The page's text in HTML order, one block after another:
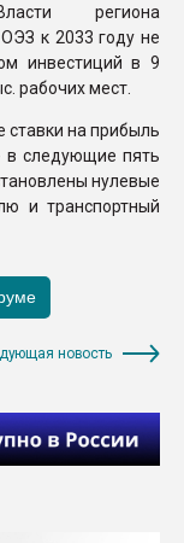
региона
к 2033 году не
инвестиций в 9
рабочих мест.
на прибыль
в следующие пять
нулевые
и транспортный
новость